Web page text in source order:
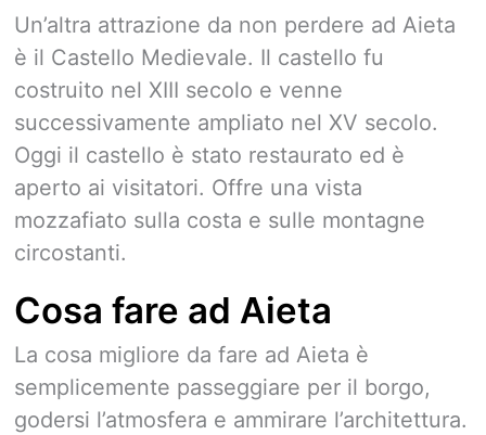
Un’altra attrazione da non perdere ad Aieta
è il Castello Medievale. Il castello fu
costruito nel XIII secolo e venne
successivamente ampliato nel XV secolo.
Oggi il castello è stato restaurato ed è
aperto ai visitatori. Offre una vista
mozzafiato sulla costa e sulle montagne
circostanti.
Cosa fare ad Aieta
La cosa migliore da fare ad Aieta è
semplicemente passeggiare per il borgo,
godersi l’atmosfera e ammirare l’architettura.